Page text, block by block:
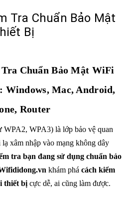
Tra Chuẩn Bảo Mật
Bị
Chuẩn Bảo Mật WiFi
Mac, Android,
Router
WPA2, WPA3) là lớp bảo vệ quan
xâm nhập vào mạng không dây
tra bạn đang sử dụng chuẩn bảo
khám phá cách kiểm
thiết bị cực dễ, ai cũng làm được.